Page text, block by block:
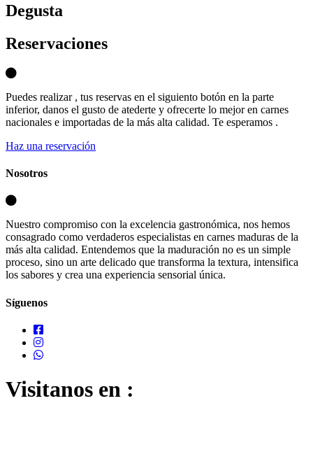
Degusta
Reservaciones
Puedes realizar , tus reservas en el siguiento botón en la parte
inferior, danos el gusto de atederte y ofrecerte lo mejor en carnes
nacionales e importadas de la más alta calidad. Te esperamos .
Haz una reservación
Nosotros
Nuestro compromiso con la excelencia gastronómica, nos hemos
consagrado como verdaderos especialistas en carnes maduras de la
más alta calidad. Entendemos que la maduración no es un simple
proceso, sino un arte delicado que transforma la textura, intensifica
los sabores y crea una experiencia sensorial única.
Síguenos
Visitanos en :